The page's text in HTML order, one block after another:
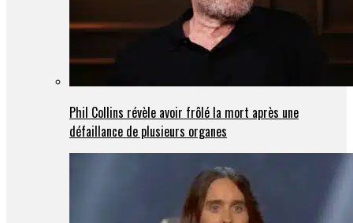
Phil Collins révèle avoir frôlé la mort après une
défaillance de plusieurs organes